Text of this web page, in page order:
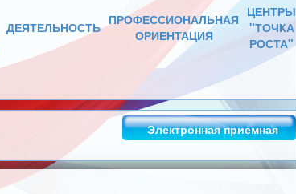
ДЕЯТЕЛЬНОСТЬ ПРОФЕССИОНАЛЬНАЯ
ОРИЕНТАЦИЯ
ЦЕНТРЫ
"ТОЧКА
РОСТА"
Электронная приемная